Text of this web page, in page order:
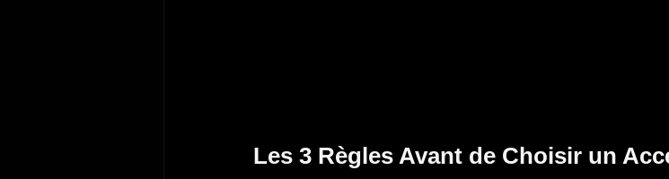
Les 3 Règles Avant de Choisir un